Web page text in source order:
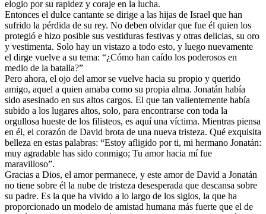
elogio por su rapidez y coraje en la lucha.
Entonces el dulce cantante se dirige a las hijas de Israel que han
sufrido la pérdida de su rey. No deben olvidar que fue él quien los
protegió e hizo posible sus vestiduras festivas y otras delicias, su oro
y vestimenta. Solo hay un vistazo a todo esto, y luego nuevamente
el dirge vuelve a su tema: “¿Cómo han caído los poderosos en
medio de la batalla?”
Pero ahora, el ojo del amor se vuelve hacia su propio y querido
amigo, aquel a quien amaba como su propia alma. Jonatán había
sido asesinado en sus altos cargos. El que tan valientemente había
subido a los lugares altos, solo, para encontrarse con toda la
orgullosa hueste de los filisteos, es aquí una víctima. Mientras piensa
en él, el corazón de David brota de una nueva tristeza. Qué exquisita
belleza en estas palabras: “Estoy afligido por ti, mi hermano Jonatán:
muy agradable has sido conmigo; Tu amor hacia mí fue
maravilloso”.
Gracias a Dios, el amor permanece, y este amor de David a Jonatán
no tiene sobre él la nube de tristeza desesperada que descansa sobre
su padre. Es la que ha vivido a lo largo de los siglos, la que ha
proporcionado un modelo de amistad humana más fuerte que el de